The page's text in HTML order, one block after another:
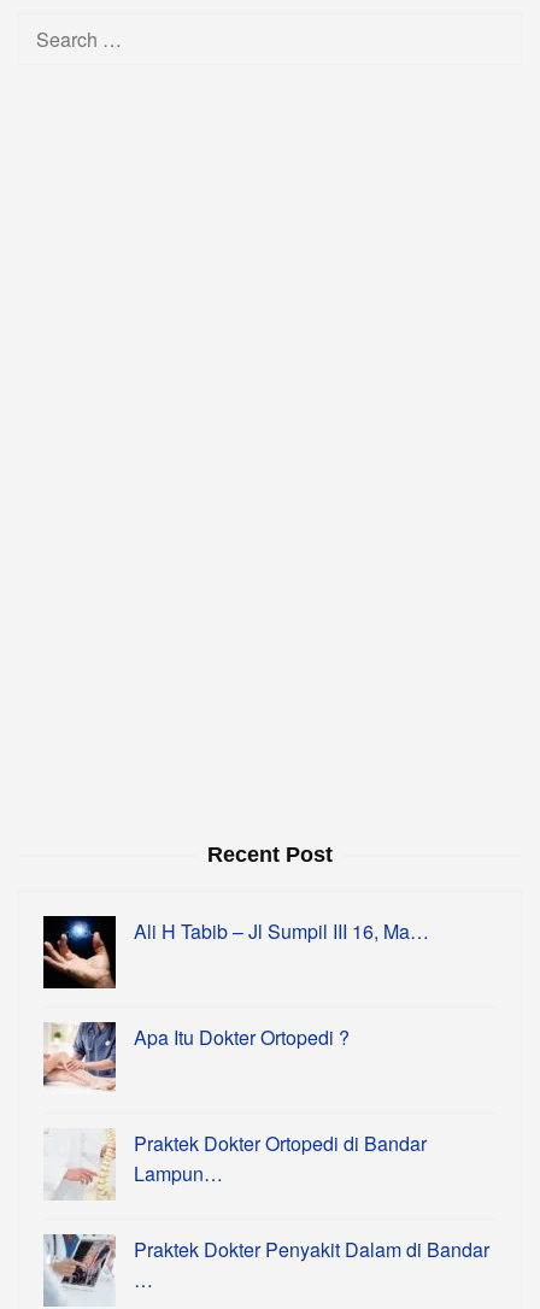
Search
Recent Post
Ali H Tabib – Jl Sumpil III 16, Ma…
Apa Itu Dokter Ortopedi ?
Praktek Dokter Ortopedi di Bandar
Lampun…
Praktek Dokter Penyakit Dalam di Bandar
…